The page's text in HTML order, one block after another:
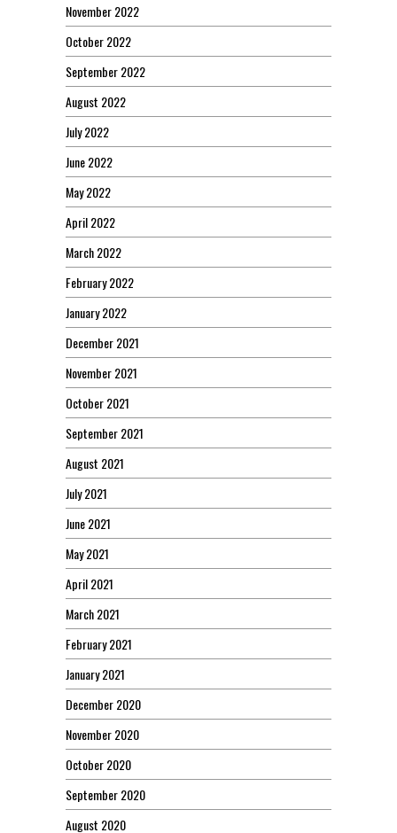
November 2022
October 2022
September 2022
August 2022
July 2022
June 2022
May 2022
April 2022
March 2022
February 2022
January 2022
December 2021
November 2021
October 2021
September 2021
August 2021
July 2021
June 2021
May 2021
April 2021
March 2021
February 2021
January 2021
December 2020
November 2020
October 2020
September 2020
August 2020